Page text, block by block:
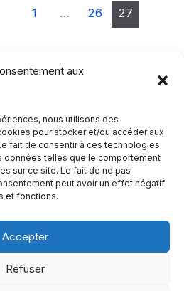
aux
nous utilisons des
pour stocker et/ou accéder aux
fait de consentir à ces technologies
données telles que le comportement
sur ce site. Le fait de ne pas
peut avoir un effet négatif
et fonctions.
Accepter
Refuser
1 … 26 27
nous ?